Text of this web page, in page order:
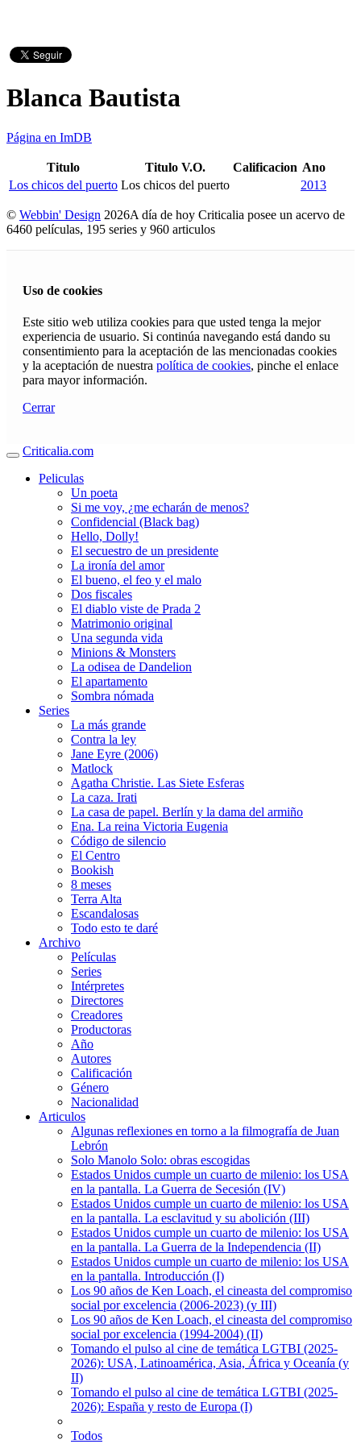
Blanca Bautista
Página en ImDB
Titulo Titulo V.O. Calificacion Ano
Los chicos del puerto Los chicos del puerto 2013
© Webbin' Design 2026A día de hoy Criticalia posee un acervo de
6460 películas, 195 series y 960 articulos
Uso de cookies
Este sitio web utiliza cookies para que usted tenga la mejor
experiencia de usuario. Si continúa navegando está dando su
consentimiento para la aceptación de las mencionadas cookies
y la aceptación de nuestra política de cookies, pinche el enlace
para mayor información.
Cerrar
Criticalia.com
Peliculas
Un poeta
Si me voy, ¿me echarán de menos?
Confidencial (Black bag)
Hello, Dolly!
El secuestro de un presidente
La ironía del amor
El bueno, el feo y el malo
Dos fiscales
El diablo viste de Prada 2
Matrimonio original
Una segunda vida
Minions & Monsters
La odisea de Dandelion
El apartamento
Sombra nómada
Series
La más grande
Contra la ley
Jane Eyre (2006)
Matlock
Agatha Christie. Las Siete Esferas
La caza. Irati
La casa de papel. Berlín y la dama del armiño
Ena. La reina Victoria Eugenia
Código de silencio
El Centro
Bookish
8 meses
Terra Alta
Escandalosas
Todo esto te daré
Archivo
Películas
Series
Intérpretes
Directores
Creadores
Productoras
Año
Autores
Calificación
Género
Nacionalidad
Articulos
Algunas reflexiones en torno a la filmografía de Juan
Lebrón
Solo Manolo Solo: obras escogidas
Estados Unidos cumple un cuarto de milenio: los USA
en la pantalla. La Guerra de Secesión (IV)
Estados Unidos cumple un cuarto de milenio: los USA
en la pantalla. La esclavitud y su abolición (III)
Estados Unidos cumple un cuarto de milenio: los USA
en la pantalla. La Guerra de la Independencia (II)
Estados Unidos cumple un cuarto de milenio: los USA
en la pantalla. Introducción (I)
Los 90 años de Ken Loach, el cineasta del compromiso
social por excelencia (2006-2023) (y III)
Los 90 años de Ken Loach, el cineasta del compromiso
social por excelencia (1994-2004) (II)
Tomando el pulso al cine de temática LGTBI (2025-
2026): USA, Latinoamérica, Asia, África y Oceanía (y
II)
Tomando el pulso al cine de temática LGTBI (2025-
2026): España y resto de Europa (I)
Todos